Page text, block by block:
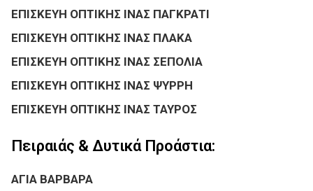
ΕΠΙΣΚΕΥΗ ΟΠΤΙΚΗΣ ΙΝΑΣ ΠΑΓΚΡΑΤΙ
ΕΠΙΣΚΕΥΗ ΟΠΤΙΚΗΣ ΙΝΑΣ ΠΛΑΚΑ
ΕΠΙΣΚΕΥΗ ΟΠΤΙΚΗΣ ΙΝΑΣ ΣΕΠΟΛΙΑ
ΕΠΙΣΚΕΥΗ ΟΠΤΙΚΗΣ ΙΝΑΣ ΨΥΡΡΗ
ΕΠΙΣΚΕΥΗ ΟΠΤΙΚΗΣ ΙΝΑΣ ΤΑΥΡΟΣ
Πειραιάς & Δυτικά Προάστια:
ΑΓΙΑ ΒΑΡΒΑΡΑ